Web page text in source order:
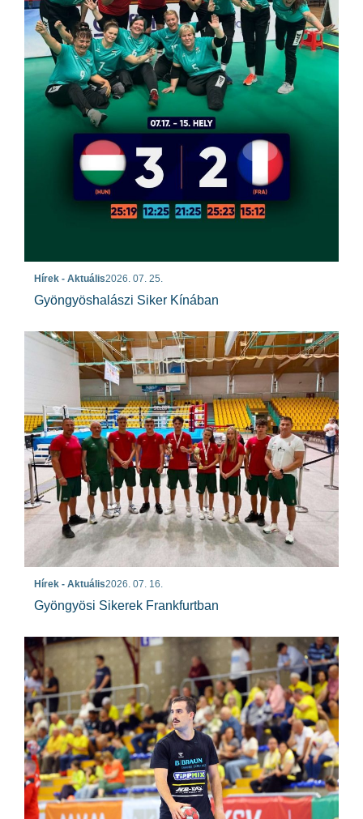
Hírek - Aktuális2026. 07. 25.
Gyöngyöshalászi Siker Kínában
Hírek - Aktuális2026. 07. 16.
Gyöngyösi Sikerek Frankfurtban